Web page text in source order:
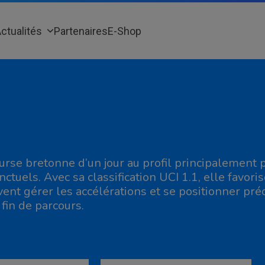
PartenairesE-Shop
bretonne d’un jour au profil
Avec sa classification UCI 1.1, elle
gérer les accélérations et se positionner
de parcours.